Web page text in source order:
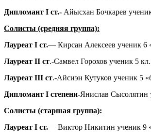
Дипломант I ст.- Айысхан Бочкарев
Солисты (средняя группа):
Лауреат I ст.— Кирсан Алексеев ученик
Лауреат II ст.-Самвел Горохов ученик 5
Лауреат III ст.-Айсиэн Кутуков ученик 5
Дипломант I степени-Янислав
Солисты (старшая группа):
Лауреат I ст.— Виктор Никитин ученик 9